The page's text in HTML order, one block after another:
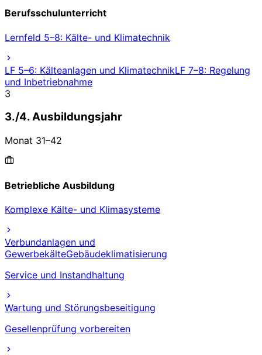
Berufsschulunterricht
Lernfeld 5–8: Kälte- und Klimatechnik
LF 5–6: Kälteanlagen und KlimatechnikLF 7–8: Regelung
und Inbetriebnahme
3
3./4. Ausbildungsjahr
Monat 31–42
Betriebliche Ausbildung
Komplexe Kälte- und Klimasysteme
Verbundanlagen und
GewerbekälteGebäudeklimatisierung
Service und Instandhaltung
Wartung und Störungsbeseitigung
Gesellenprüfung vorbereiten